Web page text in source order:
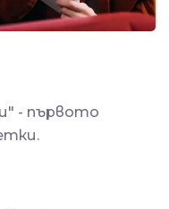
- първото